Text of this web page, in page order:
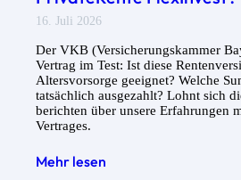
16. Juli 2026
Der VKB (Versicherungskammer
Vertrag im Test: Ist diese
Altersvorsorge geeignet? Welche
tatsächlich ausgezahlt? Lohnt sich
berichten über unsere Erfahrungen
Vertrages.
Mehr lesen